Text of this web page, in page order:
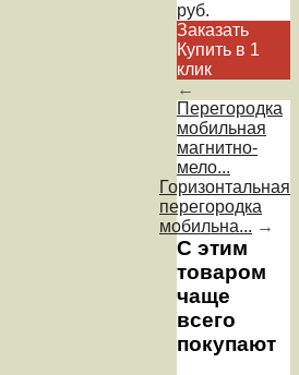
руб.
Заказать
Купить в 1
клик
←
Перегородка
мобильная
магнитно-
мело...
Горизонтальная
перегородка
мобильна... →
С этим
товаром
чаще
всего
покупают